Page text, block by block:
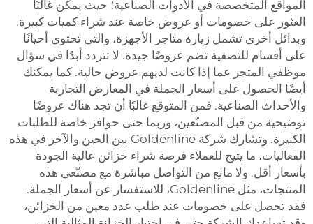
المواقع المتخصصة في الأدوات الصناعية؛ حيث يمكن غالبًا
العثور على خصومات أو عروض خاصة عند شراء كميات كبيرة.
وبدائل أخرى تشمل زيارة متاجر الأجهزة، والتي تحتوي أحيانًا
على أقسام للتصفية تضم عروضًا جيدة. لا تتردد أبدًا في سؤال
موظفي المتجر عما إذا كانت لديهم عروض حالية. كما يمكنك
أيضًا الحصول على أسعار الجملة في المعارض التجارية
والأحداث الصناعية. فمن المتوقع غالبًا أن تجد هناك عروضًا
توضيحية من قبل المصنّعين، وربما حتى حوافز خاصة للطلبات
الكبيرة. وتشارك شركة Goldenline بين الحين والآخر في هذه
الفعاليات، ما يتيح للعملاء فرصة شراء خزائن عالية الجودة
بأسعار أقل. ولا مانع من التواصل مباشرة مع مصنّعي هذه
المنتجات، مثل Goldenline، للاستفسار عن أسعار الجملة.
فقد تحصل على خصومات عند طلب عدد معين من الخزائن،